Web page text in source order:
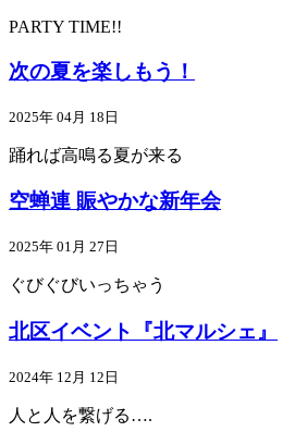
PARTY TIME!!
次の夏を楽しもう！
2025年 04月 18日
踊れば高鳴る夏が来る
空蝉連 賑やかな新年会
2025年 01月 27日
ぐびぐびいっちゃう
北区イベント『北マルシェ』
2024年 12月 12日
人と人を繋げる….